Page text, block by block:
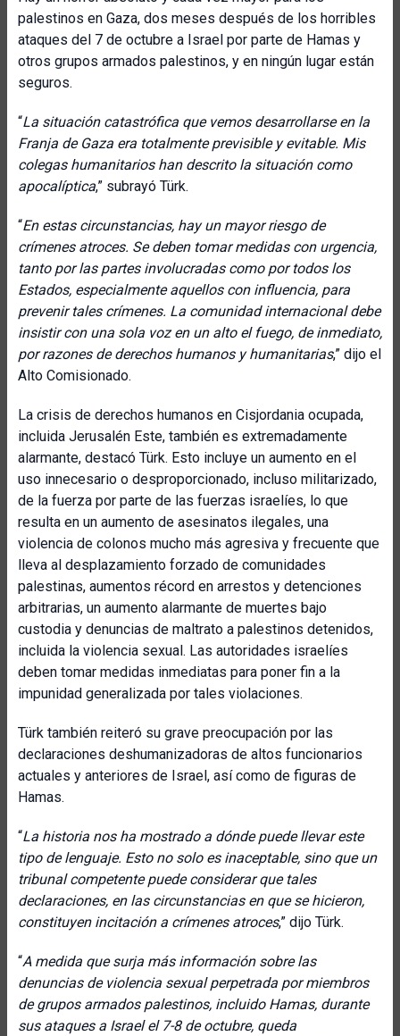
palestinos en Gaza, dos meses después de los horribles
ataques del 7 de octubre a Israel por parte de Hamas y
otros grupos armados palestinos, y en ningún lugar están
seguros.
“La situación catastrófica que vemos desarrollarse en la
Franja de Gaza era totalmente previsible y evitable. Mis
colegas humanitarios han descrito la situación como
apocalíptica,” subrayó Türk.
“En estas circunstancias, hay un mayor riesgo de
crímenes atroces. Se deben tomar medidas con urgencia,
tanto por las partes involucradas como por todos los
Estados, especialmente aquellos con influencia, para
prevenir tales crímenes. La comunidad internacional debe
insistir con una sola voz en un alto el fuego, de inmediato,
por razones de derechos humanos y humanitarias,” dijo el
Alto Comisionado.
La crisis de derechos humanos en Cisjordania ocupada,
incluida Jerusalén Este, también es extremadamente
alarmante, destacó Türk. Esto incluye un aumento en el
uso innecesario o desproporcionado, incluso militarizado,
de la fuerza por parte de las fuerzas israelíes, lo que
resulta en un aumento de asesinatos ilegales, una
violencia de colonos mucho más agresiva y frecuente que
lleva al desplazamiento forzado de comunidades
palestinas, aumentos récord en arrestos y detenciones
arbitrarias, un aumento alarmante de muertes bajo
custodia y denuncias de maltrato a palestinos detenidos,
incluida la violencia sexual. Las autoridades israelíes
deben tomar medidas inmediatas para poner fin a la
impunidad generalizada por tales violaciones.
Türk también reiteró su grave preocupación por las
declaraciones deshumanizadoras de altos funcionarios
actuales y anteriores de Israel, así como de figuras de
Hamas.
“La historia nos ha mostrado a dónde puede llevar este
tipo de lenguaje. Esto no solo es inaceptable, sino que un
tribunal competente puede considerar que tales
declaraciones, en las circunstancias en que se hicieron,
constituyen incitación a crímenes atroces,” dijo Türk.
“A medida que surja más información sobre las
denuncias de violencia sexual perpetrada por miembros
de grupos armados palestinos, incluido Hamas, durante
sus ataques a Israel el 7-8 de octubre, queda